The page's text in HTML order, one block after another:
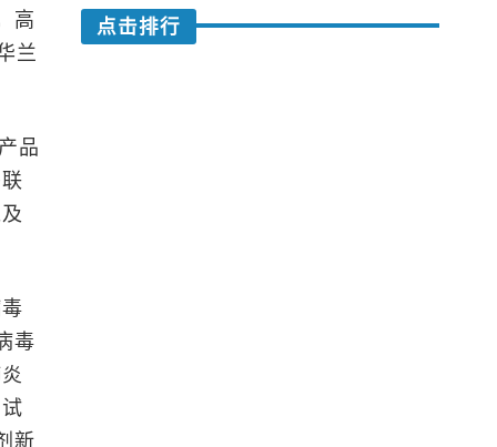
高
兰
品
毒
新
点击排行